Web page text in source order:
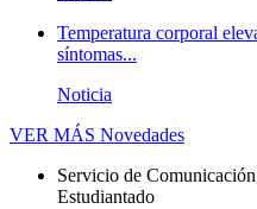
Temperatura corporal
síntomas...
Noticia
VER MÁS Novedades
Servicio de
Estudiantado